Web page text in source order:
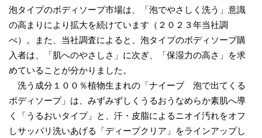
泡タイプのボディソープ市場は、「泡でやさしく洗う」意識
の高まりにより拡大を続けています（２０２３年当社調
べ）。また、当社調査によると、泡タイプのボディソープ購
入者は、「肌へのやさしさ」に次ぎ、「保湿力の高さ」を求
めていることが分かりました。
洗う成分１００％植物生まれの「ナイーブ 泡で出てくる
ボディソープ」は、みずみずしくうるおうなめらか素肌へ導
く「うるおいタイプ」と、汗・皮脂によるニオイ汚れをオフ
しサッパリ洗いあげる「ディープクリア」をラインアップし